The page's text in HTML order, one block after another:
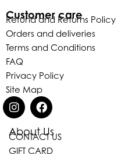
About Us
CONTACT US
GIFT CARD
Customer care
Refund and Returns Policy
Orders and deliveries
Terms and Conditions
FAQ
Privacy Policy
Site Map